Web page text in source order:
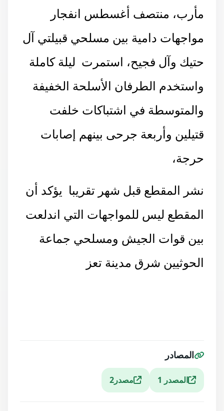
مأرب، منتصف أغسطس انفجار
مواجهات دامية بين مسلحي قبيلتي آل
حتيك وآل فجيح، استمرت ليلة كاملة
واستخدم الطرفان الأسلحة الخفيفة
والمتوسطة في اشتباكات خلفت
قتيلين وأربعة جرحى بينهم إصابات
حرجة،
نشر المقطع قبل شهر تقريبا يؤكد أن
المقطع ليس للمواجهات التي اندلعت
بين قوات الجيش ومسلحي جماعة
الحوثيين شرق مدينة تعز
المصادر
المصدر 1 مصدر2